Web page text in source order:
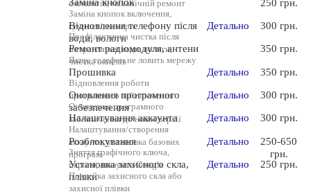
елементів, механічній ремонт
Заміна кнопок
Заміна кнопок включення,
гучності, камери
Відновлення телефону після
води, вологи
Профілактична чистка після
потрапляння води, вологи,
чистка окислів
Ремонт радіомодуля, антени
Якщо телефон не ловить мережу
Прошивка
Відновлення роботи
програмного забезпечення
Оновлення програмного
забезпечення
Оновлення програмного
забезпечення до нової версії
Налаштування аккаунта
Налаштування/створення
аккаунта, установка базових
програм
Розблокування
Зняття графічного ключа,
пароля, аккаунта Google
Установка захисного скла,
плівки
Поклейка захисного скла або
захисної плівки
Детально
Детально
Детально
Детально
Детально
Детально
250 грн.
300 грн.
350 грн.
350 грн.
300 грн.
300 грн.
250-650
грн.
250 грн.